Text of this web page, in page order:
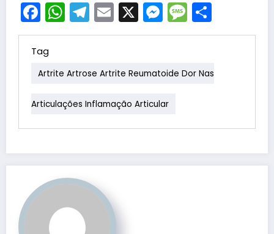
Facebook
WhatsApp
Telegram
Email
X Messenger
Message
Tag
Artrite Artrose Artrite Reumatoide Dor Nas
Articulações Inflamação Articular